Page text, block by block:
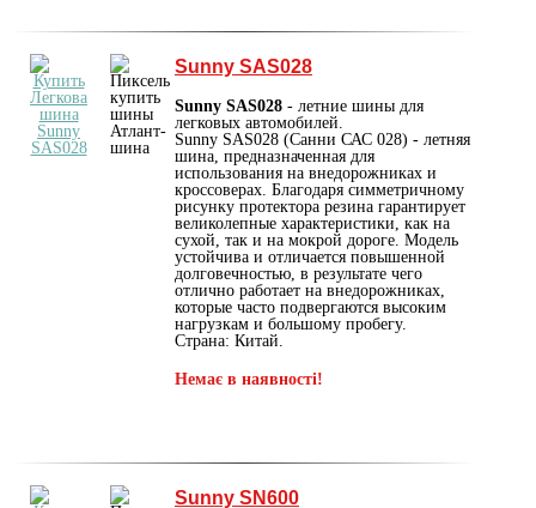
Sunny SAS028
Sunny SAS028 - летние шины для
легковых автомобилей.
Sunny SAS028 (Санни САС 028) - летняя
шина, предназначенная для
использования на внедорожниках и
кроссоверах. Благодаря симметричному
рисунку протектора резина гарантирует
великолепные характеристики, как на
сухой, так и на мокрой дороге. Модель
устойчива и отличается повышенной
долговечностью, в результате чего
отлично работает на внедорожниках,
которые часто подвергаются высоким
нагрузкам и большому пробегу.
Страна: Китай.
Немає в наявності!
Sunny SN600